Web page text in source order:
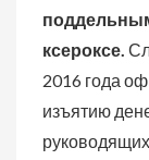
ксероксе.
2016 года
изъятию